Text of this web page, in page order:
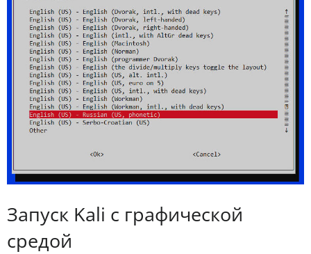
Запуск Kali с графической
средой